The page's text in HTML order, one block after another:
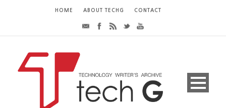
HOME ABOUT TECHG CONTACT